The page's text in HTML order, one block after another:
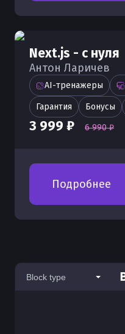
Next.js - с нуля
Антон Ларичев
AI-тренажеры
Гарантия Бонусы
3 999 ₽ 6 990 ₽
Подробнее
Block type